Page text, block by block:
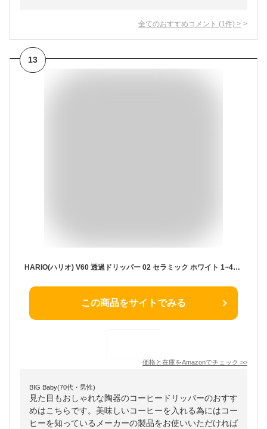
全てのおすすめコメント (1 件) >
13
HARIO(ハリオ) V60 透過ドリッパー 02 セラミック ホワイト 1~4杯用 コーヒー ハンドドリップ 日本製 VDCR-02-W
この商品をサイトでみる
価格と在庫をAmazonでチェック >>
BIG Baby(70代・男性)
見た目もおしゃれな陶器のコーヒードリッパーのおすす
めはこちらです。美味しいコーヒーを入れる為にはコー
ヒーを知っているメーカーの製品をお使いいただければ